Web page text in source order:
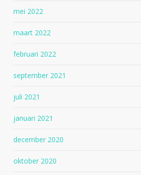
mei 2022
maart 2022
februari 2022
september 2021
juli 2021
januari 2021
december 2020
oktober 2020